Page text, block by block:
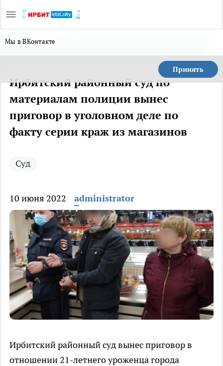
Мы в ВКонтакте
Принять
Ирбитский районный суд по
материалам полиции вынес
приговор в уголовном деле по
факту серии краж из магазинов
Суд
10 июня 2022 administrator
Ирбитский районный суд вынес приговор в
отношении 21-летнего уроженца города